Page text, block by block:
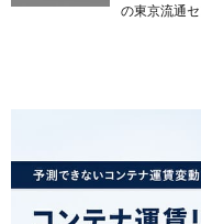
の東京流通